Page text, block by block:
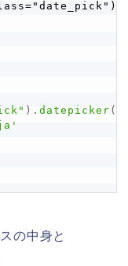
) .datepicker (
の中身と